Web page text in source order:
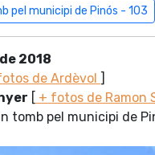
pel municipi de Pinós - 103
2018
de Ardèvol ]
[ + fotos de Ramon
tomb pel municipi de